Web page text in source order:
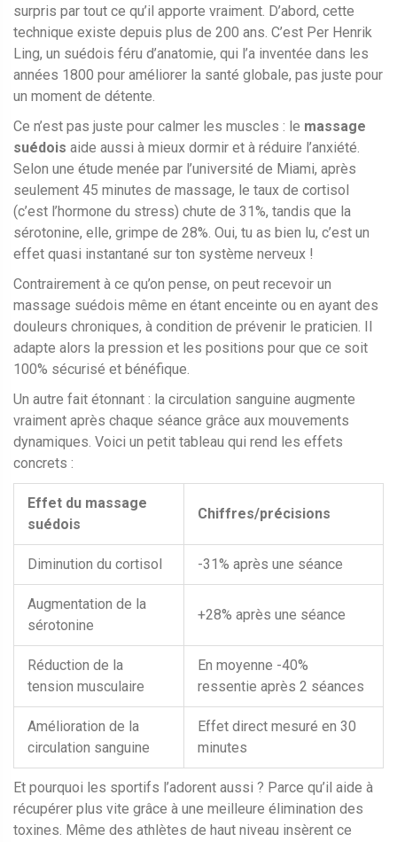
surpris par tout ce qu’il apporte vraiment. D’abord, cette
technique existe depuis plus de 200 ans. C’est Per Henrik
Ling, un suédois féru d’anatomie, qui l’a inventée dans les
années 1800 pour améliorer la santé globale, pas juste pour
un moment de détente.
Ce n’est pas juste pour calmer les muscles : le massage
suédois aide aussi à mieux dormir et à réduire l’anxiété.
Selon une étude menée par l’université de Miami, après
seulement 45 minutes de massage, le taux de cortisol
(c’est l’hormone du stress) chute de 31%, tandis que la
sérotonine, elle, grimpe de 28%. Oui, tu as bien lu, c’est un
effet quasi instantané sur ton système nerveux !
Contrairement à ce qu’on pense, on peut recevoir un
massage suédois même en étant enceinte ou en ayant des
douleurs chroniques, à condition de prévenir le praticien. Il
adapte alors la pression et les positions pour que ce soit
100% sécurisé et bénéfique.
Un autre fait étonnant : la circulation sanguine augmente
vraiment après chaque séance grâce aux mouvements
dynamiques. Voici un petit tableau qui rend les effets
concrets :
Effet du massage
suédois
Chiffres/précisions
Diminution du cortisol -31% après une séance
Augmentation de la
sérotonine
+28% après une séance
Réduction de la
tension musculaire
En moyenne -40%
ressentie après 2 séances
Amélioration de la
circulation sanguine
Effet direct mesuré en 30
minutes
Et pourquoi les sportifs l’adorent aussi ? Parce qu’il aide à
récupérer plus vite grâce à une meilleure élimination des
toxines. Même des athlètes de haut niveau insèrent ce